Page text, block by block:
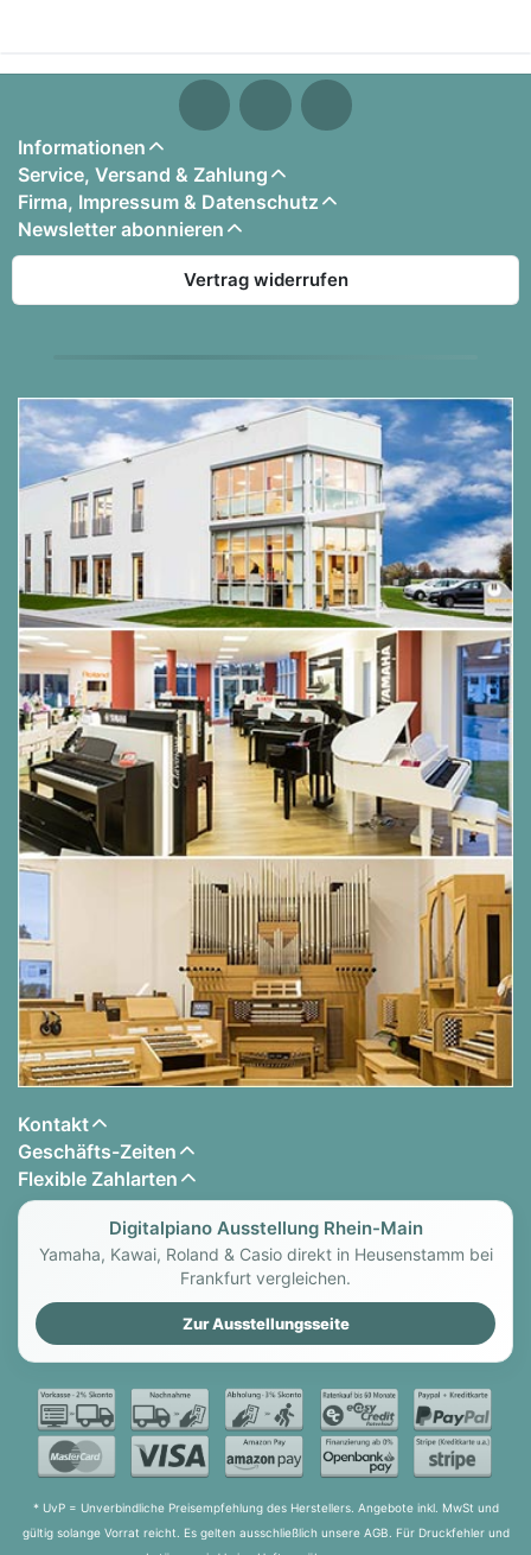
Informationen
Service, Versand & Zahlung
Firma, Impressum & Datenschutz
Newsletter abonnieren
Vertrag widerrufen
Kontakt
Geschäfts-Zeiten
Flexible Zahlarten
Digitalpiano Ausstellung Rhein-Main
Yamaha, Kawai, Roland & Casio direkt in Heusenstamm bei
Frankfurt vergleichen.
Zur Ausstellungsseite
* UvP = Unverbindliche Preisempfehlung des Herstellers. Angebote inkl. MwSt und
gültig solange Vorrat reicht. Es gelten ausschließlich unsere AGB. Für Druckfehler und